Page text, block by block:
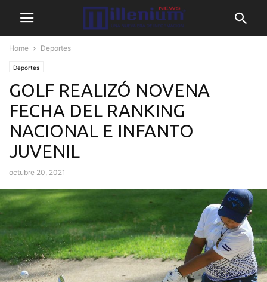
Home Deportes
Deportes
GOLF REALIZÓ NOVENA
FECHA DEL RANKING
NACIONAL E INFANTO
JUVENIL
octubre 20, 2021